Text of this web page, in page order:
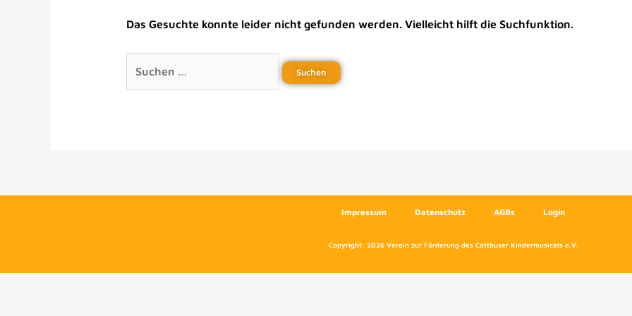
Das Gesuchte konnte leider nicht gefunden werden. Vielleicht hilft die Suchfunktion.
Impressum Datenschutz AGBs Login
Copyright: 2026 Verein zur Förderung des Cottbuser Kindermusicals e.V.